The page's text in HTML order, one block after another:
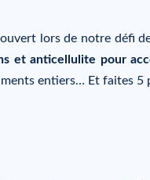
lors de notre défi
et anticellulite pour
entiers… Et faites 5